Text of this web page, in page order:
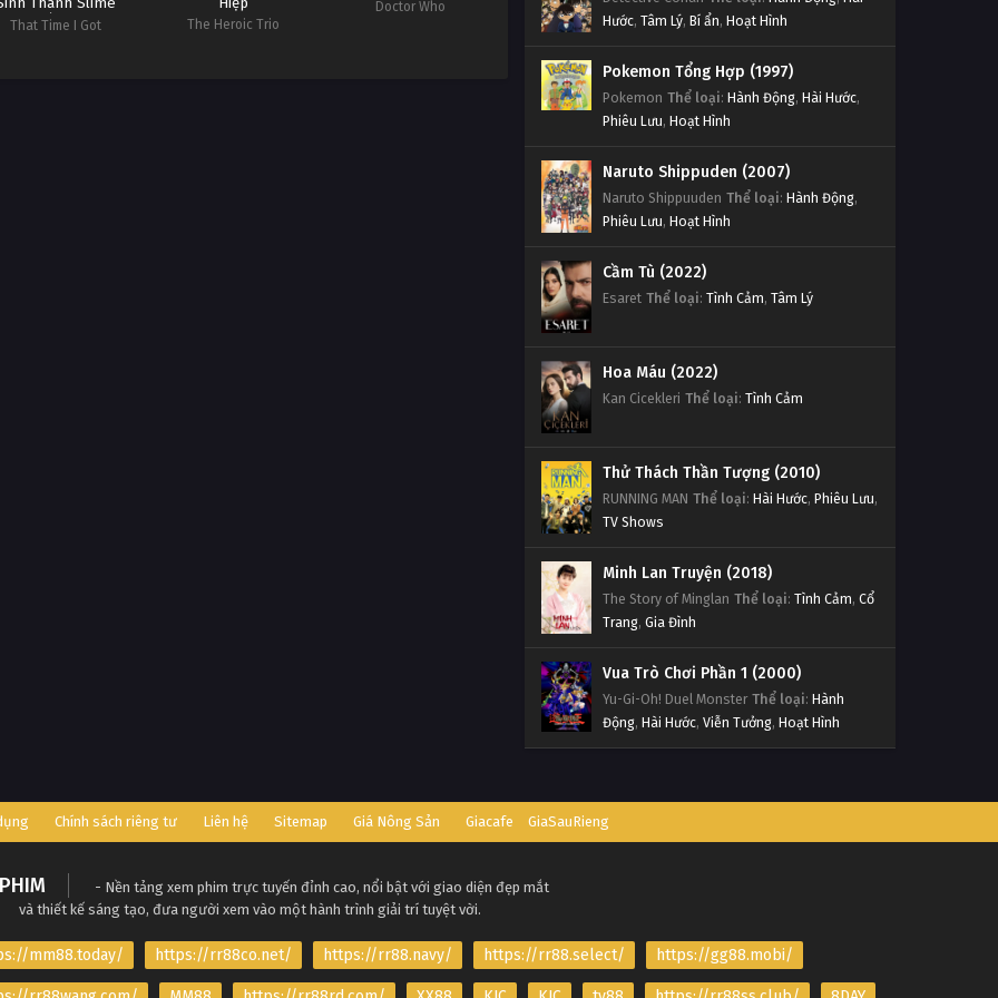
(Phần 3)
That Time I Got
The Heroic Trio
Doctor Who
Hước, Tâm Lý, Bí ẩn, Hoạt Hình
Pokemon Tổng Hợp (1997)
Pokemon Thể loại: Hành Động, Hài Hước,
Phiêu Lưu, Hoạt Hình
Naruto Shippuden (2007)
Naruto Shippuuden Thể loại: Hành Động,
Phiêu Lưu, Hoạt Hình
Cầm Tù (2022)
Esaret Thể loại: Tình Cảm, Tâm Lý
Hoa Máu (2022)
Kan Cicekleri Thể loại: Tình Cảm
Thử Thách Thần Tượng (2010)
RUNNING MAN Thể loại: Hài Hước, Phiêu Lưu,
TV Shows
Minh Lan Truyện (2018)
The Story of Minglan Thể loại: Tình Cảm, Cổ
Trang, Gia Đình
Vua Trò Chơi Phần 1 (2000)
Yu-Gi-Oh! Duel Monster Thể loại: Hành
Động, Hài Hước, Viễn Tưởng, Hoạt Hình
Chính sách riêng tư Liên hệ Sitemap Giá Nông Sản Giacafe GiaSauRieng
- Nền tảng xem phim trực tuyến đỉnh cao, nổi bật với giao diện đẹp mắt
và thiết kế sáng tạo, đưa người xem vào một hành trình giải trí tuyệt vời.
mm88.today/ https://rr88co.net/ https://rr88.navy/ https://rr88.select/ https://gg88.mobi/